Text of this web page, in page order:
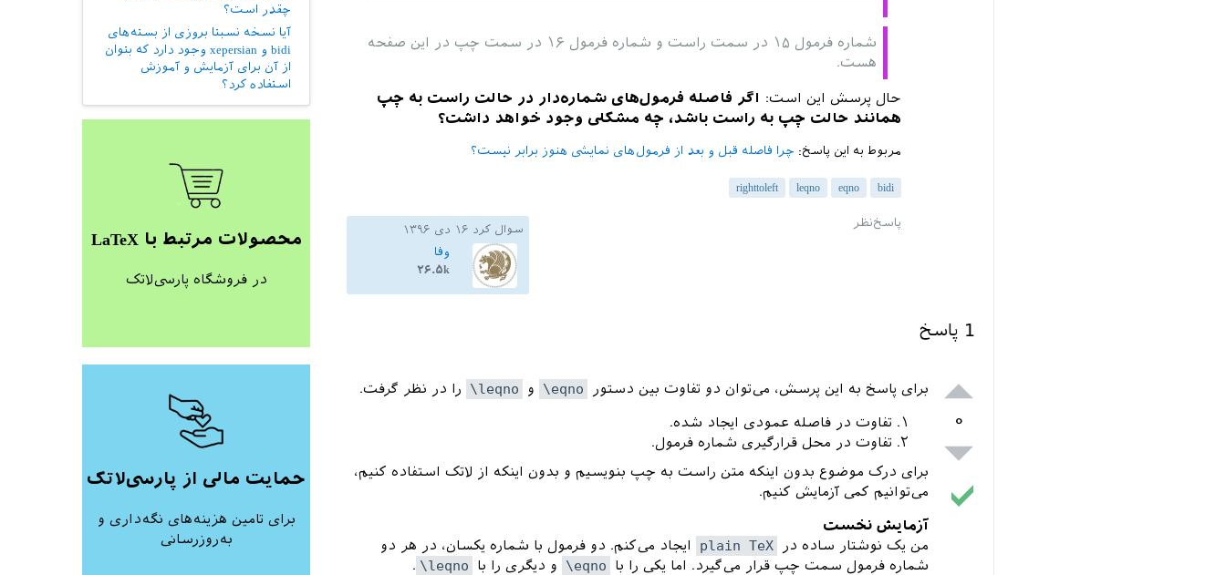
شماره فرمول ۱۵ در سمت راست و شماره فرمول ۱۶ در سمت چپ در این صفحه
هست.
حال پرسش این است: اگر فاصله فرمول‌های شماره‌دار در حالت راست به چپ
همانند حالت چپ به راست باشد، چه مشکلی وجود خواهد داشت؟
مربوط به این پاسخ: چرا فاصله قبل و بعد از فرمول‌های نمایشی هنوز برابر نیست؟
bidi
eqno
leqno
righttoleft
سوال کرد ۱۶ دی ۱۳۹۶
وفا
۲۶.۵k
1 پاسخ
۰
برای پاسخ به این پرسش، می‌توان دو تفاوت بین دستور \eqno و \leqno را در نظر گرفت.
تفاوت در فاصله عمودی ایجاد شده.
تفاوت در محل قرارگیری شماره فرمول.
برای درک موضوع بدون اینکه متن راست به چپ بنویسیم و بدون اینکه از لاتک استفاده کنیم،
می‌توانیم کمی آزمایش کنیم.
آزمایش نخست
من یک نوشتار ساده در
plain TeX
ایجاد می‌کنم. دو فرمول با شماره یکسان، در هر دو
شماره فرمول سمت چپ قرار می‌گیرد. اما یکی را با
\eqno و دیگری را با \leqno
.
چقدر است؟
آیا نسخه نسبتا بروزی از بسته‌های
bidi و xepersian وجود دارد که بتوان
از آن برای آزمایش و آموزش
استفاده کرد؟
محصولات مرتبط با LaTeX
در فروشگاه پارسی‌لاتک
حمایت مالی از پارسی‌لاتک
برای تامین هزینه‌های نگه‌داری و
به‌روزرسانی